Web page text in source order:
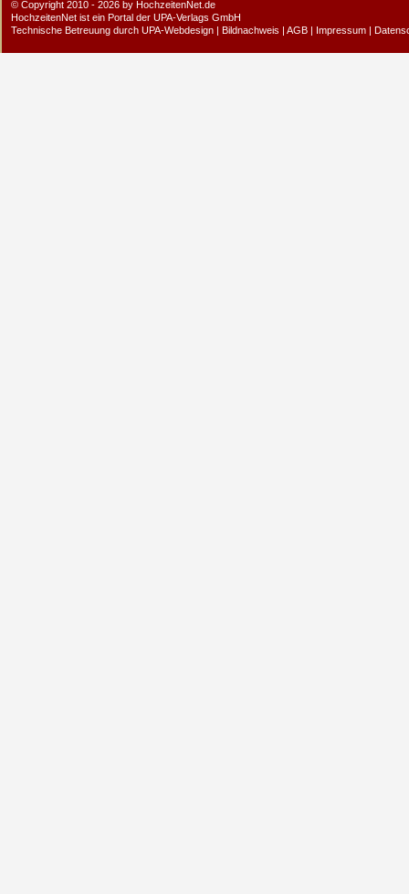
© Copyright 2010 - 2026 by HochzeitenNet.de
HochzeitenNet ist ein Portal der UPA-Verlags GmbH
Technische Betreuung durch UPA-Webdesign | Bildnachweis | AGB | Impressum |